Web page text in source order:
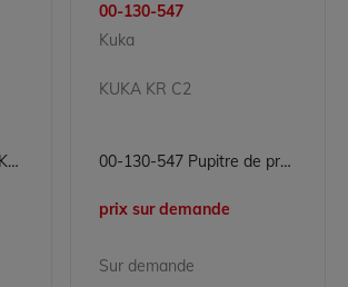
Variateur de Fréquence KUKA KSD1-16 - Servo Drive 16A
00-130-547
Kuka
KUKA KR C2
00-130-547 Pupitre de programmation Kuka KR C2 Kuka
prix sur demande
Sur demande